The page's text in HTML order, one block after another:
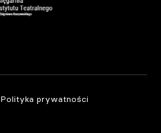
Polityka prywatności